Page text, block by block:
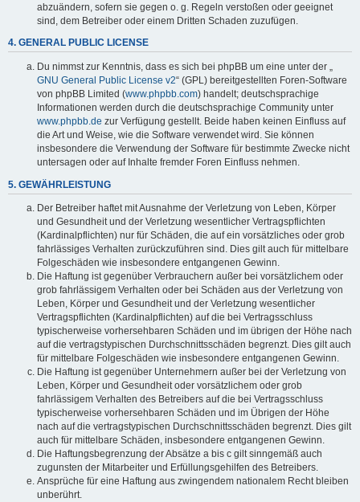
abzuändern, sofern sie gegen o. g. Regeln verstoßen oder geeignet
sind, dem Betreiber oder einem Dritten Schaden zuzufügen.
4. GENERAL PUBLIC LICENSE
Du nimmst zur Kenntnis, dass es sich bei phpBB um eine unter der „
GNU General Public License v2“ (GPL) bereitgestellten Foren-Software
von phpBB Limited (www.phpbb.com) handelt; deutschsprachige
Informationen werden durch die deutschsprachige Community unter
www.phpbb.de zur Verfügung gestellt. Beide haben keinen Einfluss auf
die Art und Weise, wie die Software verwendet wird. Sie können
insbesondere die Verwendung der Software für bestimmte Zwecke nicht
untersagen oder auf Inhalte fremder Foren Einfluss nehmen.
5. GEWÄHRLEISTUNG
Der Betreiber haftet mit Ausnahme der Verletzung von Leben, Körper
und Gesundheit und der Verletzung wesentlicher Vertragspflichten
(Kardinalpflichten) nur für Schäden, die auf ein vorsätzliches oder grob
fahrlässiges Verhalten zurückzuführen sind. Dies gilt auch für mittelbare
Folgeschäden wie insbesondere entgangenen Gewinn.
Die Haftung ist gegenüber Verbrauchern außer bei vorsätzlichem oder
grob fahrlässigem Verhalten oder bei Schäden aus der Verletzung von
Leben, Körper und Gesundheit und der Verletzung wesentlicher
Vertragspflichten (Kardinalpflichten) auf die bei Vertragsschluss
typischerweise vorhersehbaren Schäden und im übrigen der Höhe nach
auf die vertragstypischen Durchschnittsschäden begrenzt. Dies gilt auch
für mittelbare Folgeschäden wie insbesondere entgangenen Gewinn.
Die Haftung ist gegenüber Unternehmern außer bei der Verletzung von
Leben, Körper und Gesundheit oder vorsätzlichem oder grob
fahrlässigem Verhalten des Betreibers auf die bei Vertragsschluss
typischerweise vorhersehbaren Schäden und im Übrigen der Höhe
nach auf die vertragstypischen Durchschnittsschäden begrenzt. Dies gilt
auch für mittelbare Schäden, insbesondere entgangenen Gewinn.
Die Haftungsbegrenzung der Absätze a bis c gilt sinngemäß auch
zugunsten der Mitarbeiter und Erfüllungsgehilfen des Betreibers.
Ansprüche für eine Haftung aus zwingendem nationalem Recht bleiben
unberührt.